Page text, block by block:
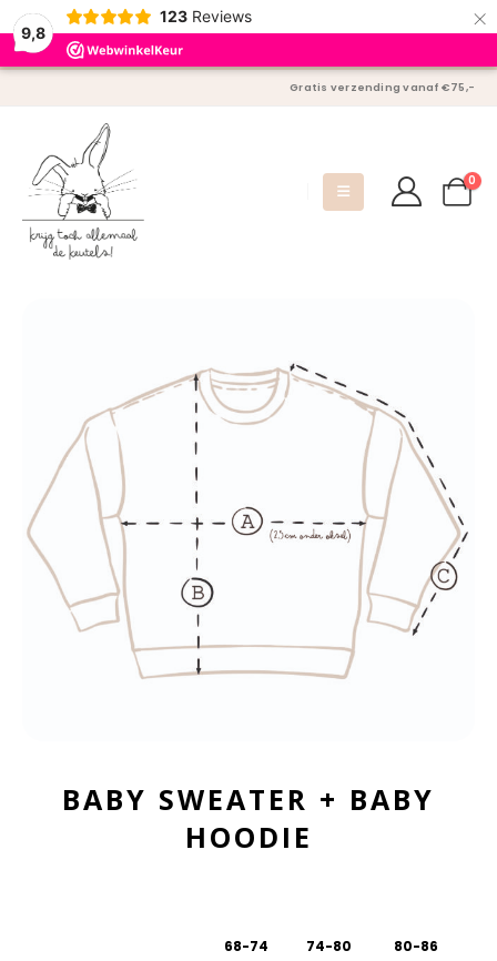
9,8
123 Reviews ×
Gratis verzending vanaf €75,-
0
BABY SWEATER + BABY
HOODIE
68-74
74-80
80-86